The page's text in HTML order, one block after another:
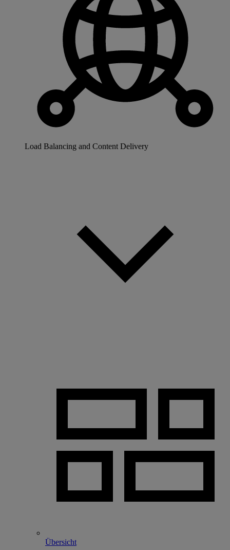
Load Balancing and Content Delivery
Übersicht